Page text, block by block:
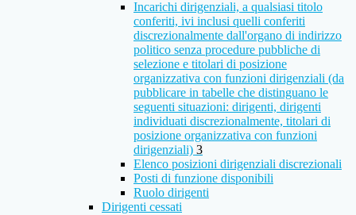
Incarichi dirigenziali, a qualsiasi titolo
conferiti, ivi inclusi quelli conferiti
discrezionalmente dall'organo di indirizzo
politico senza procedure pubbliche di
selezione e titolari di posizione
organizzativa con funzioni dirigenziali (da
pubblicare in tabelle che distinguano le
seguenti situazioni: dirigenti, dirigenti
individuati discrezionalmente, titolari di
posizione organizzativa con funzioni
dirigenziali) 3
Elenco posizioni dirigenziali discrezionali
Posti di funzione disponibili
Ruolo dirigenti
Dirigenti cessati